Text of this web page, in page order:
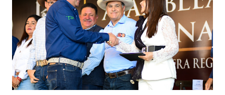
Nieto, entre Jesús F. Elizondo y la calle 22 de Octubre, con
lo que se aplicará pintura en 66 casas. Posteriormente se
llevará este programa a Villas de Nuestra Señora de la
Asunción, Avenida Alameda y Decreto 27 de Septiembre, en
los edificios FOVISSSTE Ojo de Agua, en la comunidad
Norias de Paso Hondo y en los edificios de...